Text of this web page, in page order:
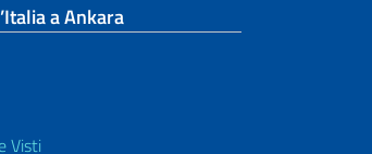
a Ankara
Visti